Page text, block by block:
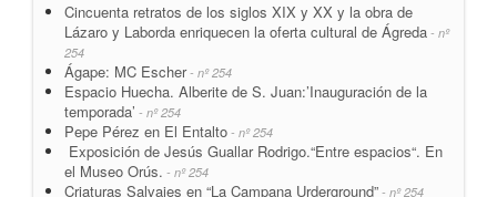
Cincuenta retratos de los siglos XIX y XX y la obra de
Lázaro y Laborda enriquecen la oferta cultural de Ágreda - nº
254
Ágape: MC Escher- nº 254
Espacio Huecha. Alberite de S. Juan:’Inauguración de la
temporada’ - nº 254
Pepe Pérez en El Entalto - nº 254
Exposición de Jesús Guallar Rodrigo.“Entre espacios“. En
el Museo Orús. - nº 254
Criaturas Salvajes en “La Campana Urderground” - nº 254